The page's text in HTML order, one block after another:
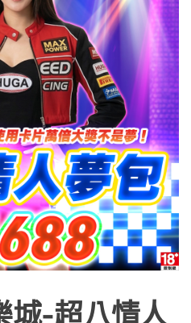
城-超八情人